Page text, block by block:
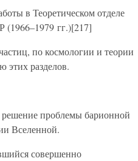
в Теоретическом отделе
гг.)[217]
по космологии и теории
этих разделов.
проблемы барионной
Вселенной.
совершенно